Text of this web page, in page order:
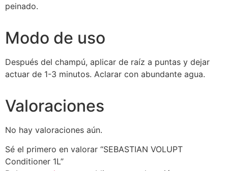
peinado.
Modo de uso
Después del champú, aplicar de raíz a puntas y dejar
actuar de 1-3 minutos. Aclarar con abundante agua.
Valoraciones
No hay valoraciones aún.
Sé el primero en valorar “SEBASTIAN VOLUPT
Conditioner 1L”